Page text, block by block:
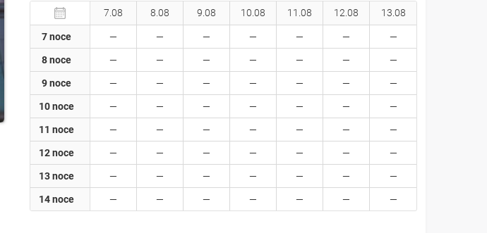
7 noce
8 noce
9 noce
10 noce
11 noce
12 noce
13 noce
14 noce
7.08 8.08 9.08 10.08 11.08 12.08 13.08